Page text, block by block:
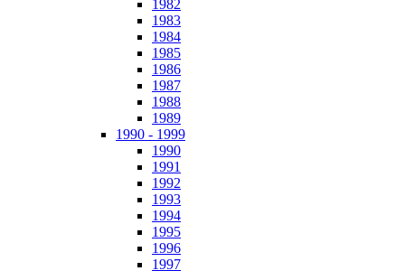
1982
1983
1984
1985
1986
1987
1988
1989
1990 - 1999
1990
1991
1992
1993
1994
1995
1996
1997